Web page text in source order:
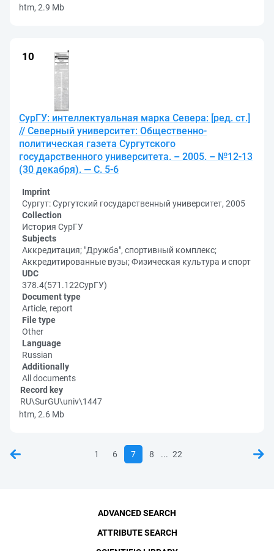
htm, 2.9 Mb
СурГУ: интеллектуальная марка Севера: [ред. ст.]
// Северный университет: Общественно-
политическая газета Сургутского
государственного университета. – 2005. – №12-13
(30 декабря). — С. 5-6
Imprint
Сургут: Сургутский государственный университет, 2005
Collection
История СурГУ
Subjects
Аккредитация; "Дружба", спортивный комплекс;
Аккредитированные вузы; Физическая культура и спорт
UDC
378.4(571.122СурГУ)
Document type
Article, report
File type
Other
Language
Russian
Additionally
All documents
Record key
RU\SurGU\univ\1447
htm, 2.6 Mb
1 6 7 8 ... 22
ADVANCED SEARCH
ATTRIBUTE SEARCH